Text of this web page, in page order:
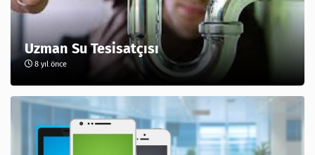
Uzman Su Tesisatçısı
8 yıl önce